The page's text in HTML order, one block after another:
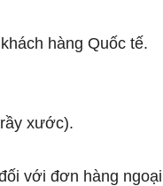
hàng Quốc tế.
xước).
với đơn hàng